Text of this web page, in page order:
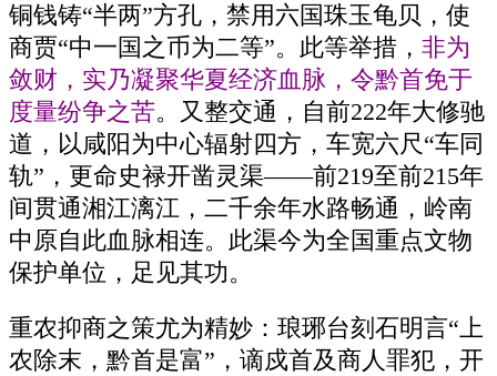
铜钱铸“半两”方孔，禁用六国珠玉龟贝，使
商贾“中一国之币为二等”。此等举措， 非为
敛财，实乃凝聚华夏经济血脉，令黔首免于
度量纷争之苦。又整交通，自前222年大修驰
道，以咸阳为中心辐射四方，车宽六尺“车同
轨”，更命史禄开凿灵渠——前219至前215年
间贯通湘江漓江，二千余年水路畅通，岭南
中原自此血脉相连。此渠今为全国重点文物
保护单位，足见其功。
重农抑商之策尤为精妙：琅琊台刻石明言“上
农除末，黔首是富”，谪戍首及商人罪犯，开